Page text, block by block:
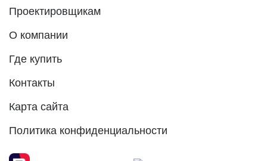
Проектировщикам
О компании
Где купить
Контакты
Карта сайта
Политика конфиденциальности